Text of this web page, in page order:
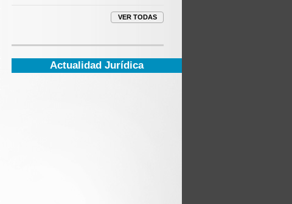
Actualidad Jurídica